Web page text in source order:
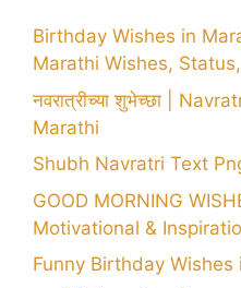
Birthday Wishes in
Marathi Wishes,
नवरात्रीच्या शुभेच्छा |
Marathi
Shubh Navratri Text
GOOD MORNING
Motivational &
Funny Birthday